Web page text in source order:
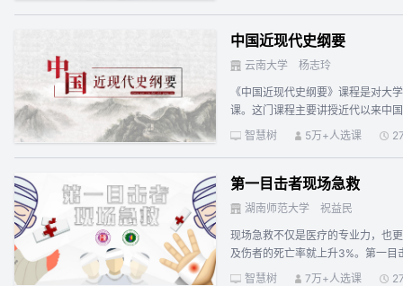
中国近现代史纲要
云南大学
杨志玲
《中国近现代史纲要》课程是对大
课。这门课程主要讲授近代以来中
心，其教学重点是，围绕近代以
智慧树 5万+人选课
第一目击者现场急救
湖南师范大学
祝益民
现场急救不仅是医疗的专业力，也
及伤者的死亡率就上升3%。第一
众可知、可学和可用的。目前，
智慧树 7万+人选课